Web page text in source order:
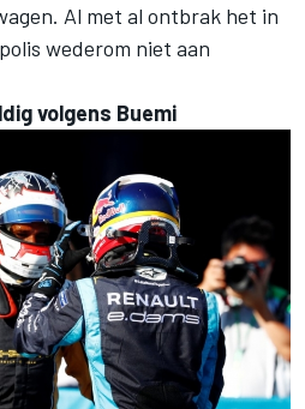
Al met al ontbrak het in
wederom niet aan
volgens Buemi